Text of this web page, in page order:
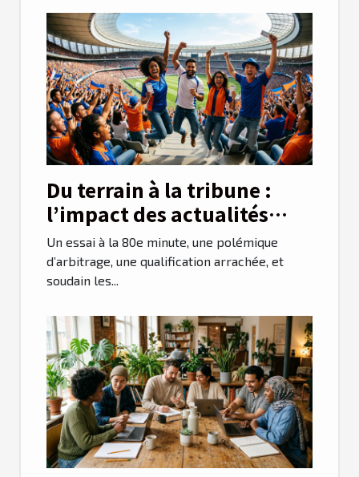
Du terrain à la tribune :
l’impact des actualités
sportives sur les ventes de
billets
Un essai à la 80e minute, une polémique
d’arbitrage, une qualification arrachée, et
soudain les...